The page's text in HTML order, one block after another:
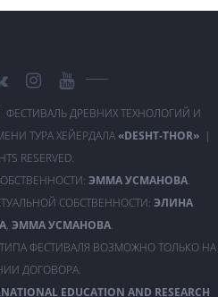
ДРЕВНИХ ТЕХНОЛОГИЙ И
ТУРА ХЕЙЕРДАЛА«DESHT-THOR» |
RESERVED.
ЭММА УСМАНОВА.
СОБСТВЕННОСТИ: ЭЛИНА
, ЭММА УСМАНОВА.
ФЕСТИВАЛЯ ВОЗМОЖНО ТОЛЬКО НА
ДОГОВОРА.
EDUCATION AND RESEARCH